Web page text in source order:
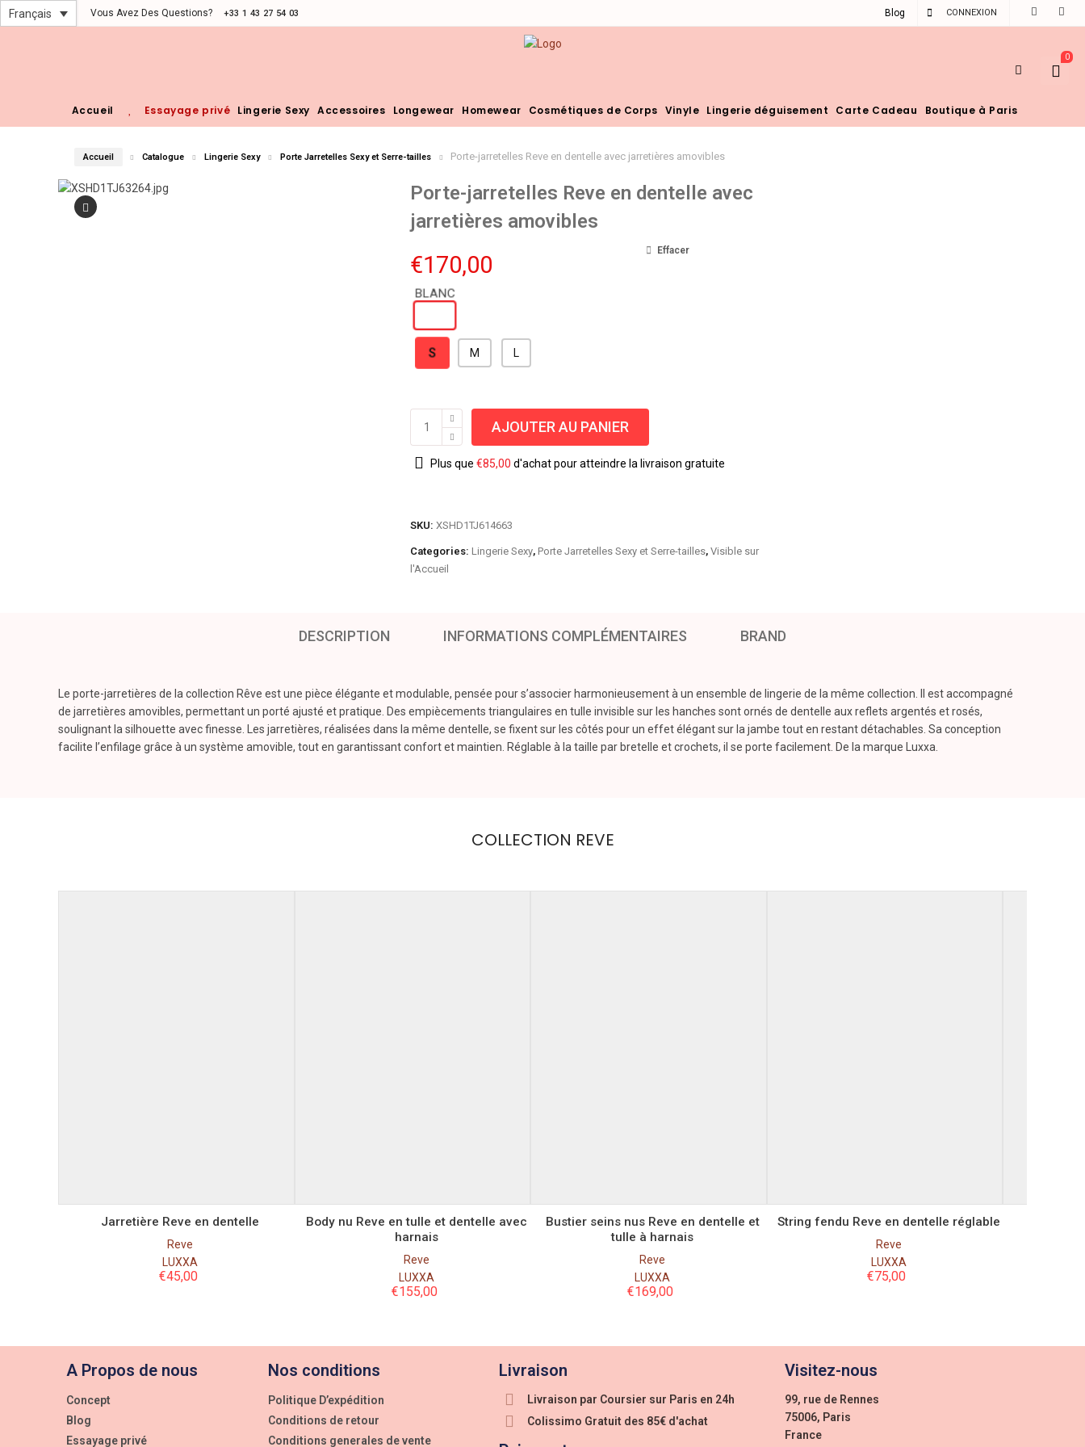
Français Vous Avez Des Questions? +33 1 43 27 54 03 CONNEXION
Blog
0
Accueil Essayage privé Lingerie Sexy Accessoires Longewear Homewear Cosmétiques de Corps Vinyle Lingerie déguisement Carte Cadeau Boutique à Paris
Accueil Catalogue Lingerie Sexy Porte Jarretelles Sexy et Serre-tailles Porte-jarretelles Reve en dentelle avec jarretières amovibles
Porte-jarretelles Reve en dentelle avec
jarretières amovibles
€170,00
S M L
Effacer
AJOUTER AU PANIER
Plus que€85,00 d'achat pour atteindre la livraison gratuite
SKU:XSHD1TJ614663
Categories: Lingerie Sexy, Porte Jarretelles Sexy et Serre-tailles,Visible sur
l'Accueil
DESCRIPTION INFORMATIONS COMPLÉMENTAIRES BRAND
Le porte-jarretières de la collection Rêve est une pièce élégante et modulable, pensée pour s’associer harmonieusement à un ensemble de lingerie de la même collection. Il est accompagné
de jarretières amovibles, permettant un porté ajusté et pratique. Des empiècements triangulaires en tulle invisible sur les hanches sont ornés de dentelle aux reflets argentés et rosés,
soulignant la silhouette avec finesse. Les jarretières, réalisées dans la même dentelle, se fixent sur les côtés pour un effet élégant sur la jambe tout en restant détachables. Sa conception
facilite l’enfilage grâce à un système amovible, tout en garantissant confort et maintien. Réglable à la taille par bretelle et crochets, il se porte facilement. De la marque Luxxa.
COLLECTION REVE
Jarretière Reve en dentelle
Reve
LUXXA
€45,00
Body nu Reve en tulle et dentelle avec
harnais
Reve
LUXXA
€155,00
Bustier seins nus Reve en dentelle et
tulle à harnais
Reve
LUXXA
€169,00
String fendu Reve en dentelle réglable
Reve
LUXXA
€75,00
A Propos de nous
Concept
Blog
Essayage privé
Nos conditions
Politique D’expédition
Conditions de retour
Conditions generales de vente
Livraison
Livraison par Coursier sur Paris en 24h
Colissimo Gratuit des 85€ d'achat
Visitez-nous
99, rue de Rennes
75006, Paris
France